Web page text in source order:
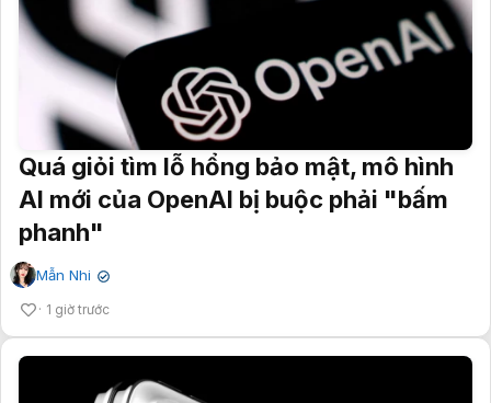
Quá giỏi tìm lỗ hổng bảo mật, mô hình
AI mới của OpenAI bị buộc phải "bấm
phanh"
Mẫn Nhi ✔
1 giờ trước